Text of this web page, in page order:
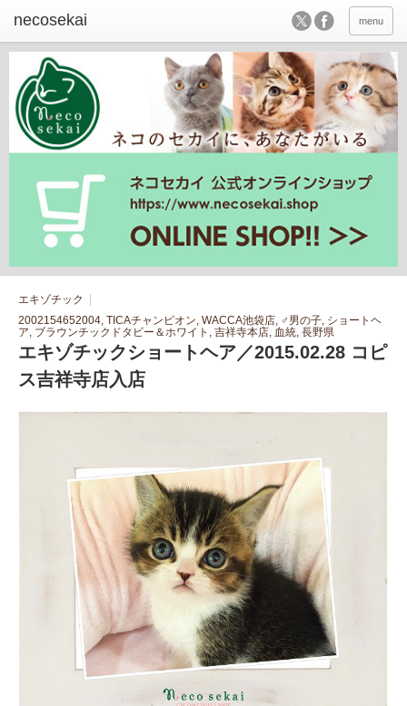
menu
エキゾチック
2002154652004, TICAチャンピオン, WACCA池袋店, ♂男の子, ショートヘ
ア, ブラウンチックドタビー＆ホワイト , 吉祥寺本店, 血統, 長野県
エキゾチックショートヘア／2015.02.28 コピ
ス吉祥寺店入店